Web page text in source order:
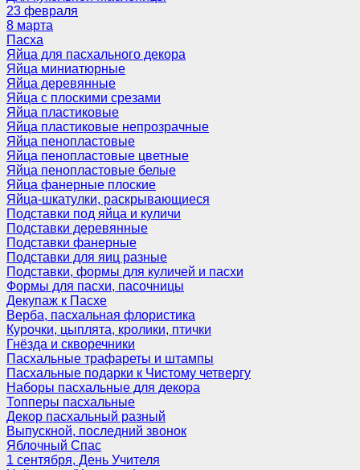
23 февраля
8 марта
Пасха
Яйца для пасхального декора
Яйца миниатюрные
Яйца деревянные
Яйца с плоскими срезами
Яйца пластиковые
Яйца пластиковые непрозрачные
Яйца пенопластовые
Яйца пенопластовые цветные
Яйца пенопластовые белые
Яйца фанерные плоские
Яйца-шкатулки, раскрывающиеся
Подставки под яйца и куличи
Подставки деревянные
Подставки фанерные
Подставки для яиц разные
Подставки, формы для куличей и пасхи
Формы для пасхи, пасочницы
Декупаж к Пасхе
Верба, пасхальная флористика
Курочки, цыплята, кролики, птички
Гнёзда и скворечники
Пасхальные трафареты и штампы
Пасхальные подарки к Чистому четвергу
Наборы пасхальные для декора
Топперы пасхальные
Декор пасхальный разный
Выпускной, последний звонок
Яблочный Спас
1 сентября, День Учителя